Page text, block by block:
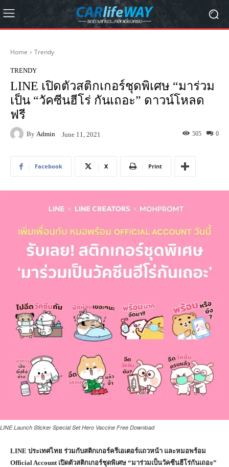
Home Trendy
TRENDY
LINE เปิดตัวสติกเกอร์ชุดพิเศษ “มาร่วม
เป็น “วัคซีนฮีโร่ กันเถอะ” ดาวน์โหลด
ฟรี
By Admin June 11, 2021 0
505
Facebook X Print
LINE Launch Sticker Special Set Hero Vaccine Free Download
LINE ประเทศไทย ร่วมกับสติกเกอร์ครีเอเตอร์แถวหน้า และหมอพร้อม
Official Account เปิดตัวสติกเกอร์ชุดพิเศษ “มาร่วมเป็นวัคซีนฮีโร่กันเถอะ”